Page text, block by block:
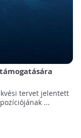
tervet jelentett
...